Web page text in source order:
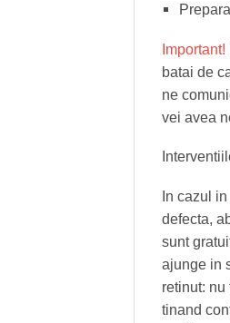
Important!
batai de
ne
vei avea
In cazul
defecta,
sunt
ajunge in
retinut:
tinand